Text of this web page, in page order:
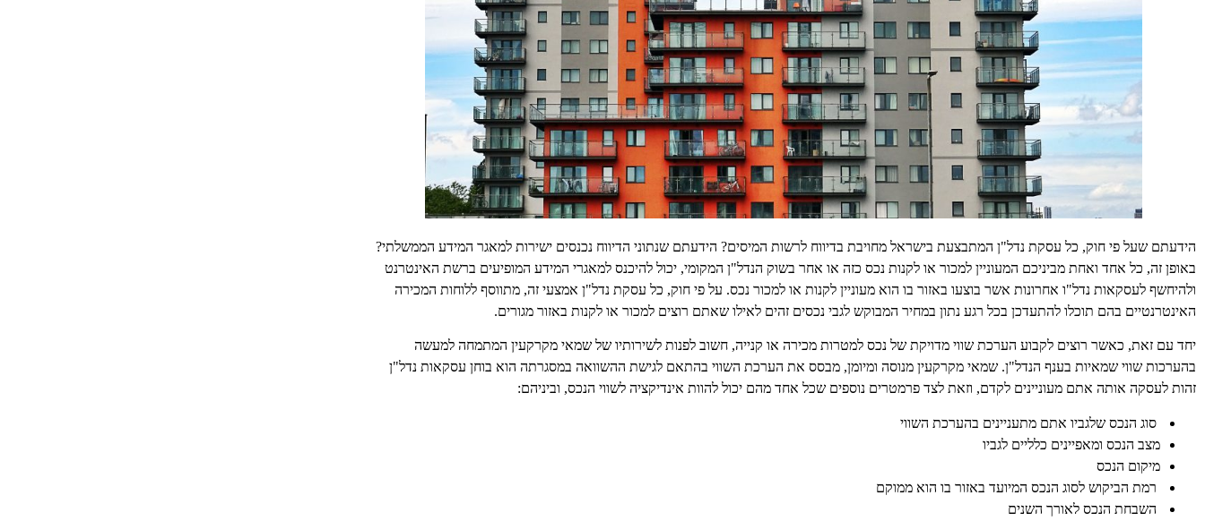
הידעתם שעל פי חוק, כל עסקת נדל"ן המתבצעת בישראל מחויבת בדיווח לרשות המיסים? הידעתם שנתוני הדיווח נכנסים ישירות למאגר המידע הממשלתי?
באופן זה, כל אחד ואחת מביניכם המעוניין למכור או לקנות נכס כזה או אחר בשוק הנדל"ן המקומי, יכול להיכנס למאגרי המידע המופיעים ברשת האינטרנט
ולהיחשף לעסקאות נדל"ו אחרונות אשר בוצעו באזור בו הוא מעוניין לקנות או למכור נכס. על פי חוק, כל עסקת נדל"ן אמצעי זה, מתווסף ללוחות המכירה
האינטרנטיים בהם תוכלו להתעדכן בכל רגע נתון במחיר המבוקש לגבי נכסים זהים לאילו שאתם רוצים למכור או לקנות באזור מגורים.
יחד עם זאת, כאשר רוצים לקבוע הערכת שווי מדויקת של נכס למטרות מכירה או קנייה, חשוב לפנות לשירותיו של שמאי מקרקעין המתמחה למעשה
בהערכות שווי שמאיות בענף הנדל"ן. שמאי מקרקעין מנוסה ומיומן, מבסס את הערכת השווי בהתאם לגישת ההשוואה במסגרתה הוא בוחן עסקאות נדל"ן
זהות לעסקה אותה אתם מעוניינים לקדם, וזאת לצד פרמטרים נוספים שכל אחד מהם יכול להוות אינדיקציה לשווי הנכס, וביניהם:
סוג הנכס שלגביו אתם מתעניינים בהערכת השווי
מצב הנכס ומאפיינים כלליים לגביו
מיקום הנכס
רמת הביקוש לסוג הנכס המיועד באזור בו הוא ממוקם
השבחת הנכס לאורך השנים